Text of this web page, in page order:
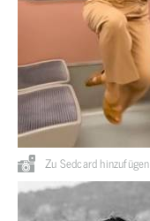
Zu Sedcard hinzufügen